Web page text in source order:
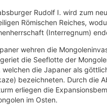
Rudolf I. wird zum
Römischen Reiches,
(Interregnum)
wehren die
die Seeflotte der
welchen die Japaner als
bezeichneten. Durch die
erliegen die
im Osten.